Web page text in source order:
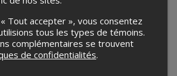
courriel
à titre de mandataire pour
ligne et la vente de billets pour ses
à propos de cet événement, veuillez
de l’événement,Le Cellier, à
.
Tout accepter », vous consentez
tous les types de témoins.
complémentaires se trouvent
de confidentialités.